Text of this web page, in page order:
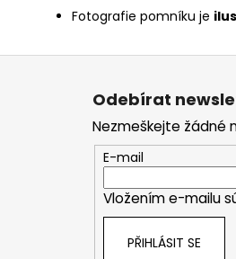
Fotografie pomníku je
Z
Odebírat
Nezmeškejte žádné
E-mail
Vložením e-mailu
PŘIHLÁSIT SE